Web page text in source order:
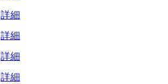
詳細
詳細
詳細
詳細